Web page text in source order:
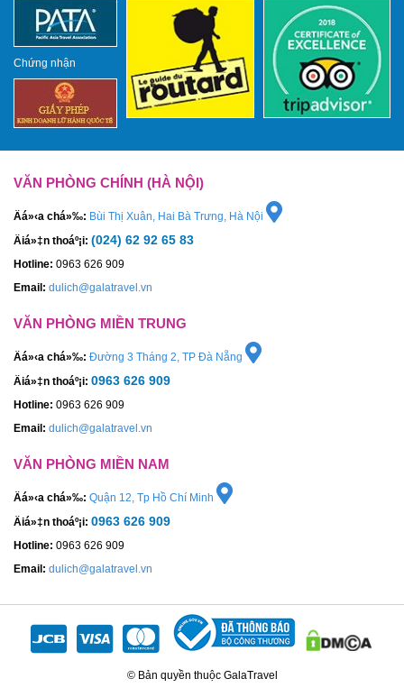
Chứng nhận
VĂN PHÒNG CHÍNH (HÀ NỘI)
Äá»‹a chá»‰: Bùi Thị Xuân, Hai Bà Trưng, Hà Nội
Äiá»‡n thoáº¡i: (024) 62 92 65 83
Hotline: 0963 626 909
Email: dulich@galatravel.vn
VĂN PHÒNG MIỀN TRUNG
Äá»‹a chá»‰: Đường 3 Tháng 2, TP Đà Nẵng
Äiá»‡n thoáº¡i: 0963 626 909
Hotline: 0963 626 909
Email: dulich@galatravel.vn
VĂN PHÒNG MIỀN NAM
Äá»‹a chá»‰: Quận 12, Tp Hồ Chí Minh
Äiá»‡n thoáº¡i: 0963 626 909
Hotline: 0963 626 909
Email: dulich@galatravel.vn
© Bản quyền thuộc GalaTravel